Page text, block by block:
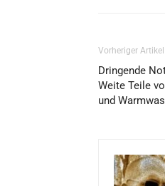
Vorheriger Artikel
Dringende
Weite Teile
und